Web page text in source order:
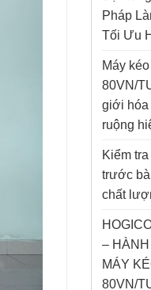
Pháp
Tối Ưu
Máy
80VN/
giới hóa
ruộng
Kiểm
trước
chất
–
MÁY
80VN/